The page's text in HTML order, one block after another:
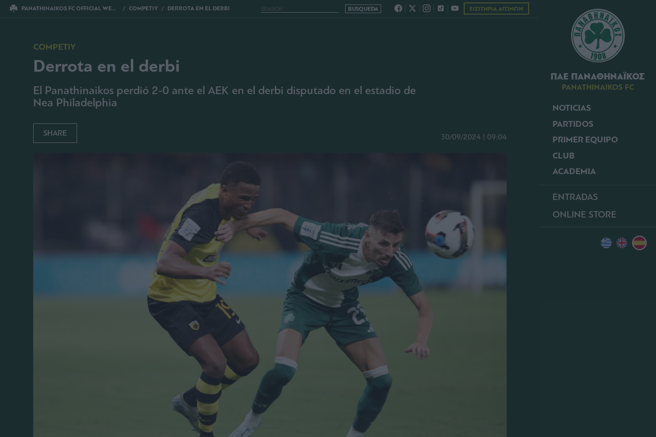
ΠΑΕ ΠΑΝΑΘΗΝΑΪΚΟΣ
PANATHINAIKOS FC
NOTICIAS
PARTIDOS
PRIMER EQUIPO
CLUB
ACADEMIA
ENTRADAS
ONLINE STORE
PANATHINAIKOS FC OFFICIAL WEBSITE COMPETIY DERROTA EN EL DERBI ΕΙΣΙΤΗΡΙΑ ΑΓΩΝΩΝ
COMPETIY
Derrota en el derbi
El Panathinaikos perdió 2-0 ante el AEK en el derbi disputado en el estadio de
Nea Philadelphia
SHARE 30/09/2024 | 09:04